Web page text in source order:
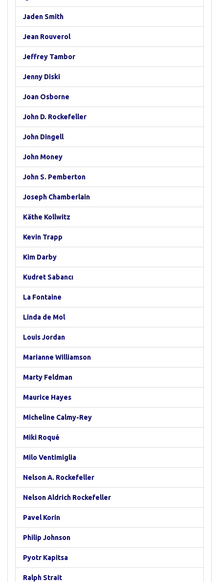
Jaden Smith
Jean Rouverol
Jeffrey Tambor
Jenny Diski
Joan Osborne
John D. Rockefeller
John Dingell
John Money
John S. Pemberton
Joseph Chamberlain
Käthe Kollwitz
Kevin Trapp
Kim Darby
Kudret Sabancı
La Fontaine
Linda de Mol
Louis Jordan
Marianne Williamson
Marty Feldman
Maurice Hayes
Micheline Calmy-Rey
Miki Roqué
Milo Ventimiglia
Nelson A. Rockefeller
Nelson Aldrich Rockefeller
Pavel Korin
Philip Johnson
Pyotr Kapitsa
Ralph Strait